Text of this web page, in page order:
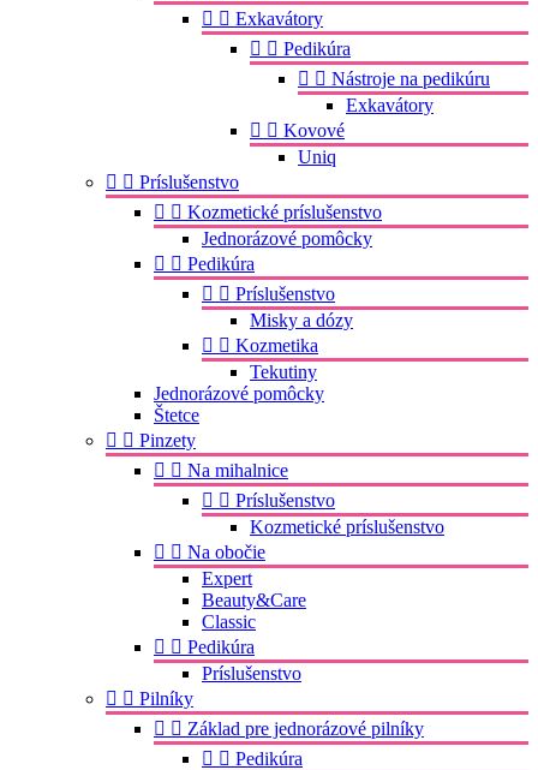
  Exkavátory
  Pedikúra
  Nástroje na pedikúru
Exkavátory
  Kovové
Uniq
  Príslušenstvo
  Kozmetické príslušenstvo
Jednorázové pomôcky
  Pedikúra
  Príslušenstvo
Misky a dózy
  Kozmetika
Tekutiny
Jednorázové pomôcky
Štetce
  Pinzety
  Na mihalnice
  Príslušenstvo
Kozmetické príslušenstvo
  Na obočie
Expert
Beauty&Care
Classic
  Pedikúra
Príslušenstvo
  Pilníky
  Základ pre jednorázové pilníky
  Pedikúra